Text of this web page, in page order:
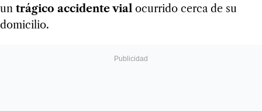
un trágico accidente vial ocurrido cerca de su
domicilio.